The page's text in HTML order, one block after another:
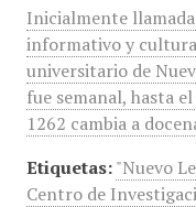
Inicialmente
informativo y
universitario de
fue semanal, hasta
1262 cambia a
Etiquetas: "Nuevo
Centro de